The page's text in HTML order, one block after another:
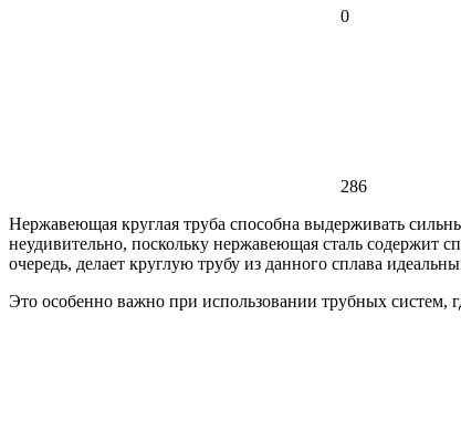
0
286
Нержавеющая круглая труба способна выдерживать
неудивительно, поскольку нержавеющая сталь содержит
очередь, делает круглую трубу из данного сплава
Это особенно важно при использовании трубных систем,